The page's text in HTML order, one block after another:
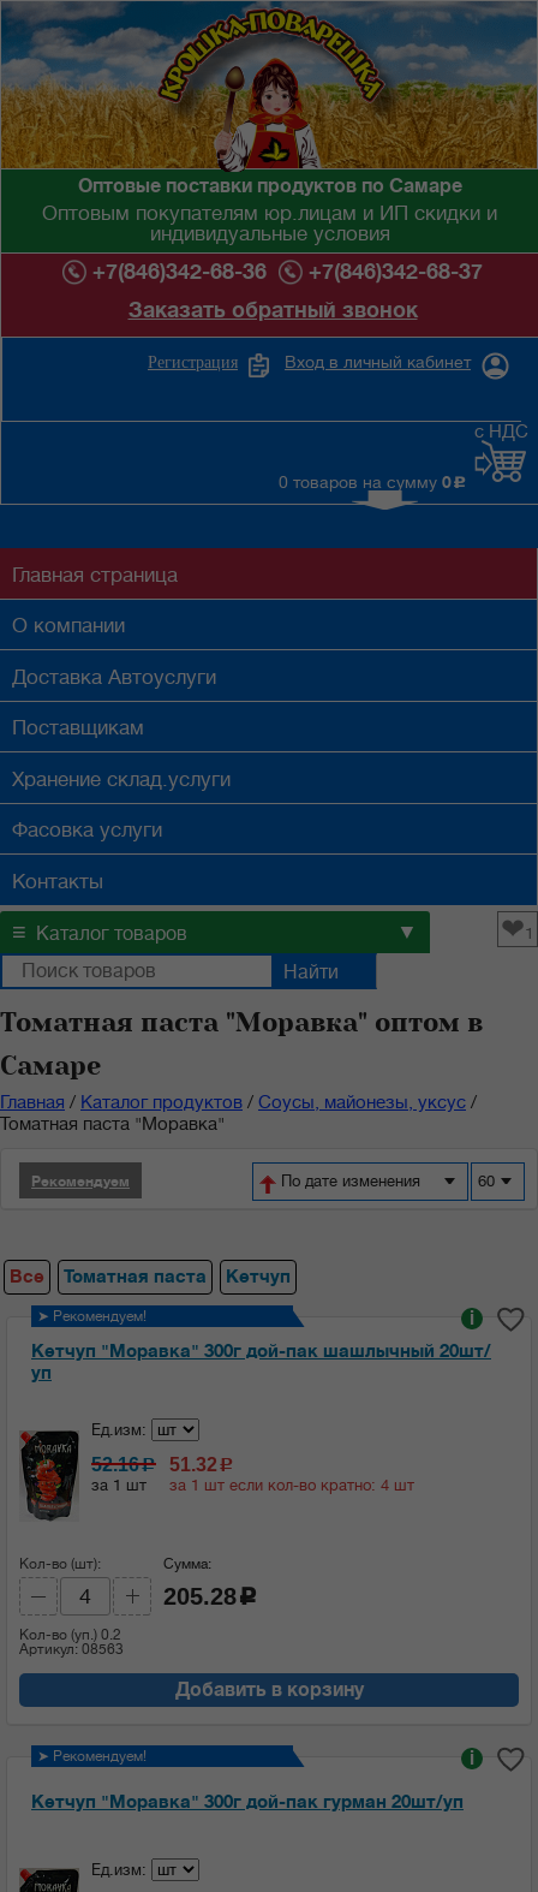
Оптовые поставки продуктов по Самаре
Оптовым покупателям юр.лицам и ИП скидки и
индивидуальные условия
+7(846)342-68-36
+7(846)342-68-37
Заказать обратный звонок
Вход в личный кабинет
Регистрация
0 товаров на сумму 0 c
с НДС
Главная страница
О компании
Доставка Автоуслуги
Поставщикам
Хранение склад.услуги
Фасовка услуги
Контакты
≡ Каталог товаров ▼ ❤1
Томатная паста "Моравка" оптом в
Самаре
Главная / Каталог продуктов / Соусы, майонезы, уксус /
Томатная паста "Моравка"
60
По дате изменения
Рекомендуем
Все Томатная паста Кетчуп
➤ Рекомендуем!
Кетчуп "Моравка" 300г дой-пак шашлычный 20шт/
уп
i
Ед.изм:
52.16c
за 1 шт
51.32 c
за 1 шт если кол-во кратно: 4 шт
Кол-во (шт):
Кол-во (уп.) 0.2
Артикул: 08563
Сумма:
205.28 c
Добавить в корзину
➤ Рекомендуем!
Кетчуп "Моравка" 300г дой-пак гурман 20шт/уп
i
Ед.изм: